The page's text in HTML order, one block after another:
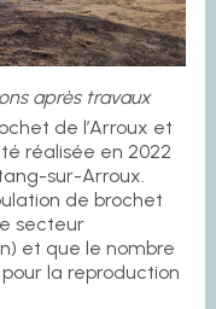
après travaux
de l’Arroux et
réalisée en 2022
sur-Arroux.
de brochet
secteur
et que le nombre
la reproduction